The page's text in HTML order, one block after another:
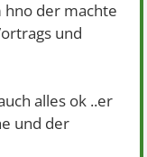
hno der machte
und
alles ok ..er
und der